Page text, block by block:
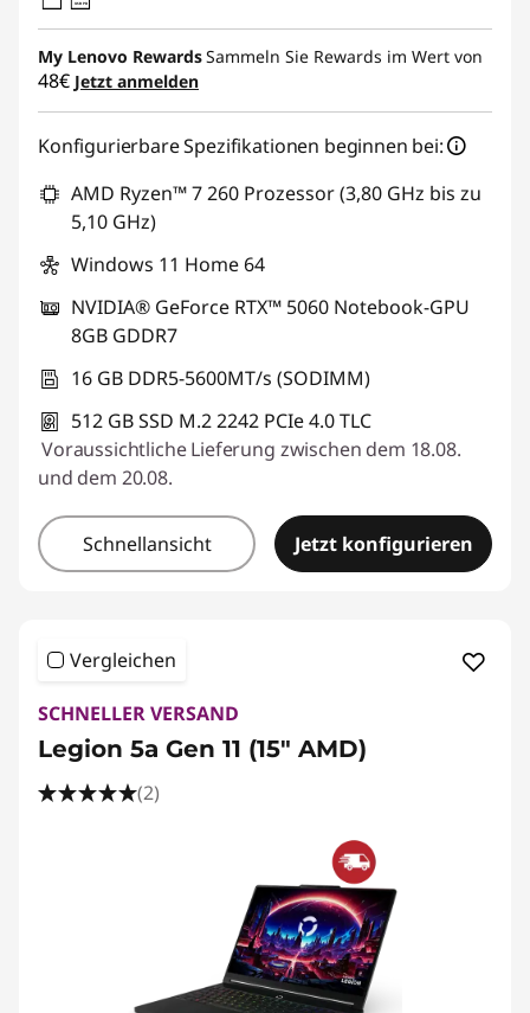
USB PD
My Lenovo RewardsSammeln Sie Rewards im Wert von
48€ Jetzt anmelden
Konfigurierbare Spezifikationen beginnen bei:
AMD Ryzen™ 7 260 Prozessor (3,80 GHz bis zu
5,10 GHz)
Windows 11 Home 64
NVIDIA® GeForce RTX™ 5060 Notebook-GPU
8GB GDDR7
16 GB DDR5-5600MT/s (SODIMM)
512 GB SSD M.2 2242 PCIe 4.0 TLC
Voraussichtliche Lieferung zwischen dem 18.08.
und dem 20.08.
Schnellansicht Jetzt konfigurieren
Vergleichen
SCHNELLER VERSAND
Legion 5a Gen 11 (15" AMD)
(2)